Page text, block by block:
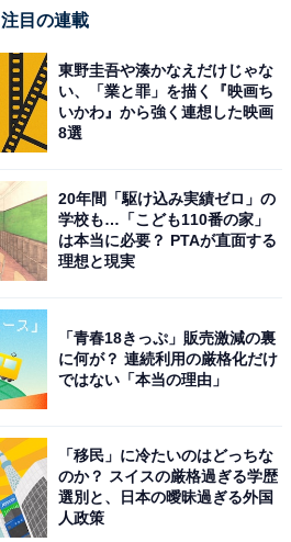
注目の連載
東野圭吾や湊かなえだけじゃな
い、「業と罪」を描く『映画ち
いかわ』から強く連想した映画
8選
20年間「駆け込み実績ゼロ」の
学校も…「こども110番の家」
は本当に必要？ PTAが直面する
理想と現実
「青春18きっぷ」販売激減の裏
に何が？ 連続利用の厳格化だけ
ではない「本当の理由」
「移民」に冷たいのはどっちな
のか？ スイスの厳格過ぎる学歴
選別と、日本の曖昧過ぎる外国
人政策